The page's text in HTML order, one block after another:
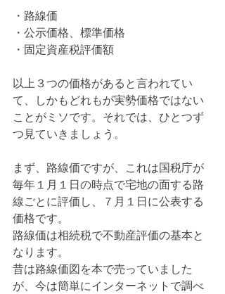
・路線価
・公示価格、標準価格
・固定資産税評価額
以上３つの価格があると言われてい
て、しかもどれもが実勢価格ではない
ことがミソです。それでは、ひとつず
つ見ていきましょう。
まず、路線価ですが、これは国税庁が
毎年１月１日の時点で宅地の面する路
線ごとに評価し、７月１日に公表する
価格です。
路線価は相続税で不動産評価の基本と
なります。
昔は路線価図を本で売っていました
が、今は簡単にインターネットで調べ